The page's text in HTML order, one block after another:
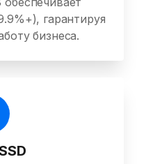
гарантируя
бизнеса.